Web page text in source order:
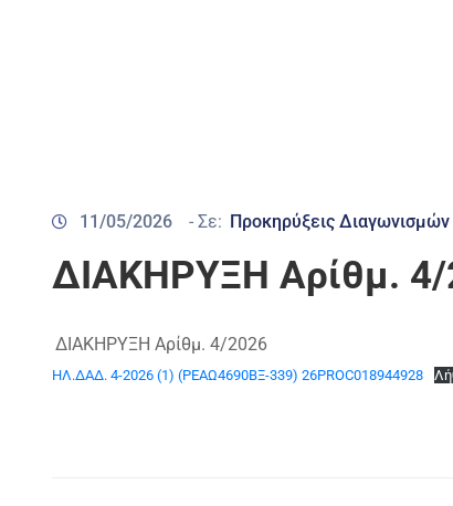
11/05/2026 - Σε: Προκηρύξεις Διαγωνισμών
ΔΙΑΚΗΡΥΞΗ Αρίθμ. 4/
ΔΙΑΚΗΡΥΞΗ Αρίθμ. 4/2026
ΗΛ.ΔΑΔ. 4-2026 (1) (ΡΕΑΩ4690ΒΞ-339) 26PROC018944928